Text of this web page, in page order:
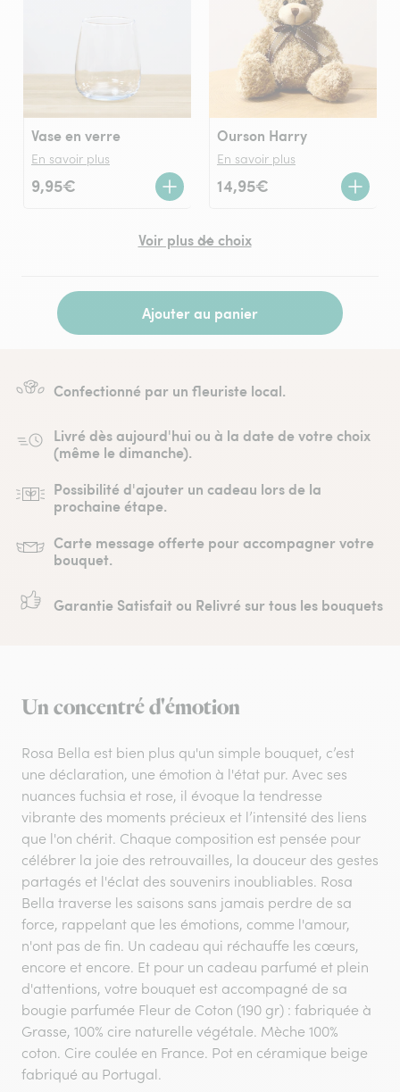
Vase en verre
En savoir plus
9,95€
Ourson Harry
En savoir plus
14,95€
Voir plus de choix
Ajouter au panier
Confectionné par un fleuriste local.
Livré dès aujourd'hui ou à la date de votre choix
(même le dimanche).
Possibilité d'ajouter un cadeau lors de la
prochaine étape.
Carte message offerte pour accompagner votre
bouquet.
Garantie Satisfait ou Relivré sur tous les bouquets
Un concentré d'émotion
Rosa Bella est bien plus qu'un simple bouquet, c’est
une déclaration, une émotion à l'état pur. Avec ses
nuances fuchsia et rose, il évoque la tendresse
vibrante des moments précieux et l’intensité des liens
que l'on chérit. Chaque composition est pensée pour
célébrer la joie des retrouvailles, la douceur des gestes
partagés et l'éclat des souvenirs inoubliables. Rosa
Bella traverse les saisons sans jamais perdre de sa
force, rappelant que les émotions, comme l'amour,
n'ont pas de fin. Un cadeau qui réchauffe les cœurs,
encore et encore. Et pour un cadeau parfumé et plein
d'attentions, votre bouquet est accompagné de sa
bougie parfumée Fleur de Coton (190 gr) : fabriquée à
Grasse, 100% cire naturelle végétale. Mèche 100%
coton. Cire coulée en France. Pot en céramique beige
fabriqué au Portugal.